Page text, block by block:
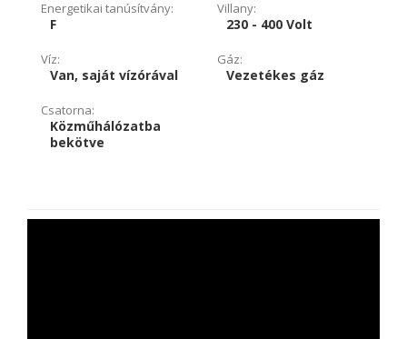
Energetikai tanúsítvány:
F
Villany:
230 - 400 Volt
Víz:
Van, saját vízórával
Gáz:
Vezetékes gáz
Csatorna:
Közműhálózatba
bekötve